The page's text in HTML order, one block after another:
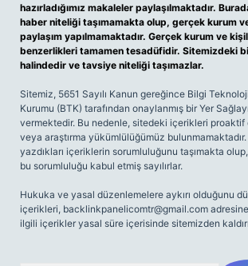
hazırladığımız makaleler paylaşılmaktadır.
haber niteliği taşımamakta olup, gerçek kurum
paylaşım yapılmamaktadır. Gerçek kurum ve
benzerlikleri tamamen tesadüfidir. Sitemizdeki
halindedir ve tavsiye niteliği taşımazlar.
Sitemiz, 5651 Sayılı Kanun gereğince Bilgi
Kurumu (BTK) tarafından onaylanmış bir Yer
vermektedir. Bu nedenle, sitedeki içerikleri
veya araştırma yükümlülüğümüz
yazdıkları içeriklerin sorumluluğunu taşımakta
bu sorumluluğu kabul etmiş sayılırlar.
Hukuka ve yasal düzenlemelere aykırı olduğunu
içerikleri, backlinkpanelicomtr@gmail.com
ilgili içerikler yasal süre içerisinde sitemizden